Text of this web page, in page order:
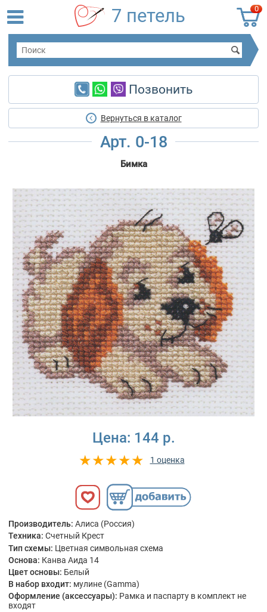
0
7 петель
Позвонить
Вернуться в каталог
Арт. 0-18
Бимка
Цена: 144 р.
1 оценка
Производитель: Алиса (Россия)
Техника: Счетный Крест
Тип схемы: Цветная символьная схема
Основа: Канва Аида 14
Цвет основы: Белый
В набор входит: мулине (Gamma)
Оформление (аксессуары): Рамка и паспарту в комплект не
входят